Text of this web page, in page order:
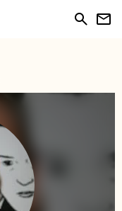
search newsletter